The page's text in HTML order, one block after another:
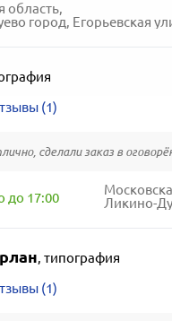
область,
город, Егорьевская
(1)
сделали заказ в
до 17:00
Ликино-
, типография
(1)